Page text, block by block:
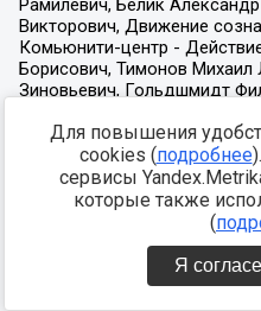
Для повышения
cookies (подробнее
сервисы
которые также
(
Я